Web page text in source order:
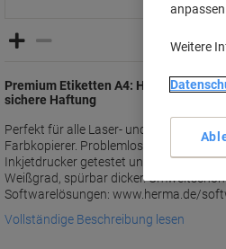
Premium Etiketten A4: Höchste
sichere Haftung
Perfekt für alle Laser- und
Farbkopierer. Problemloser
Inkjetdrucker getestet und bestätigt
Weißgrad, spürbar dicker.
Softwarelösungen: www.herma.de/
Vollständige Beschreibung lesen
Weitere